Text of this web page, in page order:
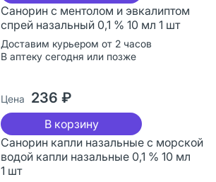
Санорин с ментолом и эвкалиптом
спрей назальный 0,1 % 10 мл 1 шт
Доставим курьером от 2 часов
В аптеку сегодня или позже
Цена 236 ₽
В корзину
Санорин капли назальные с морской
водой капли назальные 0,1 % 10 мл
1 шт